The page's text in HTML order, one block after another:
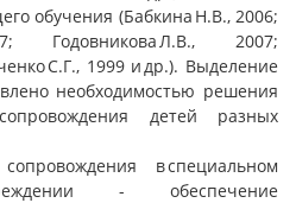
обучения (Бабкина Н.В., 2006;
Годовникова Л.В., 2007;
С.Г., 1999 и др.). Выделение
необходимостью решения
детей разных
в специальном
- обеспечение